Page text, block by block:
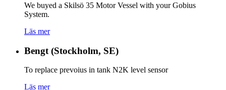
We buyed a Skilsö 35 Motor Vessel with your Gobius
System.
Läs mer
Bengt (Stockholm, SE)
To replace prevoius in tank N2K level sensor
Läs mer